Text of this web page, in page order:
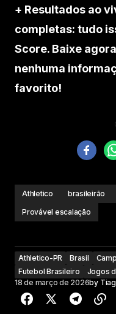
+ Resultados ao
completas: tudo
Score. Baixe agora
nenhuma
favorito!
Athletico brasileirão
Provável escalação
Athletico-PR Brasil
Futebol Brasileiro
Jogos
18 de março de 2026by